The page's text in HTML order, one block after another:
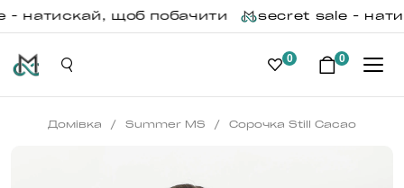
щоб побачити secret sale -
0 0
Домівка / Summer MS / Сорочка Still Cacao